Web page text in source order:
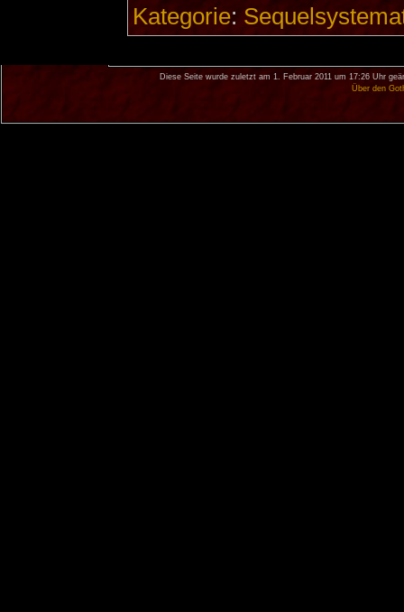
Kategorie:
Diese Seite wurde zuletzt am 1. Februar 2011 um 17:26 Uhr
Über den